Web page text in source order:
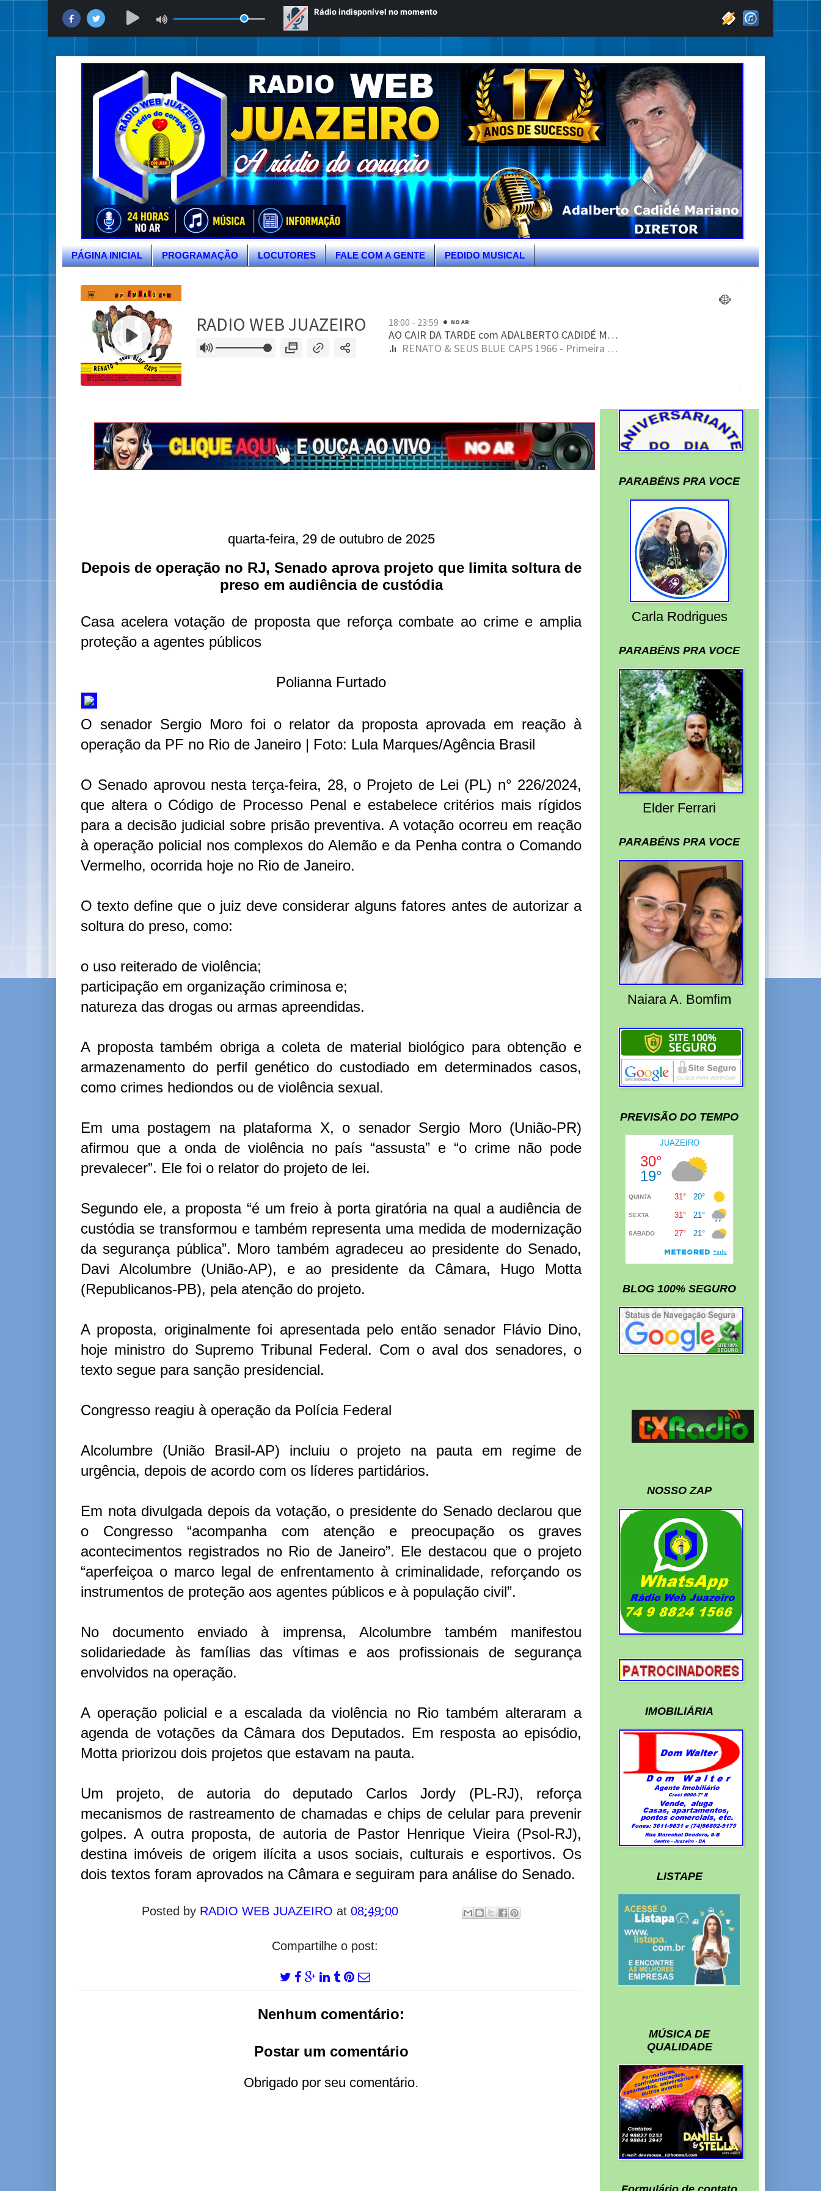
PÁGINA INICIAL PROGRAMAÇÃO LOCUTORES FALE COM A GENTE PEDIDO MUSICAL
quarta-feira, 29 de outubro de 2025
Depois de operação no RJ, Senado aprova projeto que limita soltura de
preso em audiência de custódia
Casa acelera votação de proposta que reforça combate ao crime e amplia
proteção a agentes públicos
Polianna Furtado
O senador Sergio Moro foi o relator da proposta aprovada em reação à
operação da PF no Rio de Janeiro | Foto: Lula Marques/Agência Brasil
O Senado aprovou nesta terça-feira, 28, o Projeto de Lei (PL) n° 226/2024,
que altera o Código de Processo Penal e estabelece critérios mais rígidos
para a decisão judicial sobre prisão preventiva. A votação ocorreu em reação
à operação policial nos complexos do Alemão e da Penha contra o Comando
Vermelho, ocorrida hoje no Rio de Janeiro.
O texto define que o juiz deve considerar alguns fatores antes de autorizar a
soltura do preso, como:
o uso reiterado de violência;
participação em organização criminosa e;
natureza das drogas ou armas apreendidas.
A proposta também obriga a coleta de material biológico para obtenção e
armazenamento do perfil genético do custodiado em determinados casos,
como crimes hediondos ou de violência sexual.
Em uma postagem na plataforma X, o senador Sergio Moro (União-PR)
afirmou que a onda de violência no país “assusta” e “o crime não pode
prevalecer”. Ele foi o relator do projeto de lei.
Segundo ele, a proposta “é um freio à porta giratória na qual a audiência de
custódia se transformou e também representa uma medida de modernização
da segurança pública”. Moro também agradeceu ao presidente do Senado,
Davi Alcolumbre (União-AP), e ao presidente da Câmara, Hugo Motta
(Republicanos-PB), pela atenção do projeto.
A proposta, originalmente foi apresentada pelo então senador Flávio Dino,
hoje ministro do Supremo Tribunal Federal. Com o aval dos senadores, o
texto segue para sanção presidencial.
Congresso reagiu à operação da Polícia Federal
Alcolumbre (União Brasil-AP) incluiu o projeto na pauta em regime de
urgência, depois de acordo com os líderes partidários.
Em nota divulgada depois da votação, o presidente do Senado declarou que
o Congresso “acompanha com atenção e preocupação os graves
acontecimentos registrados no Rio de Janeiro”. Ele destacou que o projeto
“aperfeiçoa o marco legal de enfrentamento à criminalidade, reforçando os
instrumentos de proteção aos agentes públicos e à população civil”.
No documento enviado à imprensa, Alcolumbre também manifestou
solidariedade às famílias das vítimas e aos profissionais de segurança
envolvidos na operação.
A operação policial e a escalada da violência no Rio também alteraram a
agenda de votações da Câmara dos Deputados. Em resposta ao episódio,
Motta priorizou dois projetos que estavam na pauta.
Um projeto, de autoria do deputado Carlos Jordy (PL-RJ), reforça
mecanismos de rastreamento de chamadas e chips de celular para prevenir
golpes. A outra proposta, de autoria de Pastor Henrique Vieira (Psol-RJ),
destina imóveis de origem ilícita a usos sociais, culturais e esportivos. Os
dois textos foram aprovados na Câmara e seguiram para análise do Senado.
Posted by RADIO WEB JUAZEIRO at 08:49:00
Compartilhe o post:
Nenhum comentário:
Postar um comentário
Obrigado por seu comentário.
PARABÉNS PRA VOCE
Carla Rodrigues
PARABÉNS PRA VOCE
Elder Ferrari
PARABÉNS PRA VOCE
Naiara A. Bomfim
PREVISÃO DO TEMPO
BLOG 100% SEGURO
NOSSO ZAP
IMOBILIÁRIA
LISTAPE
MÚSICA DE
QUALIDADE